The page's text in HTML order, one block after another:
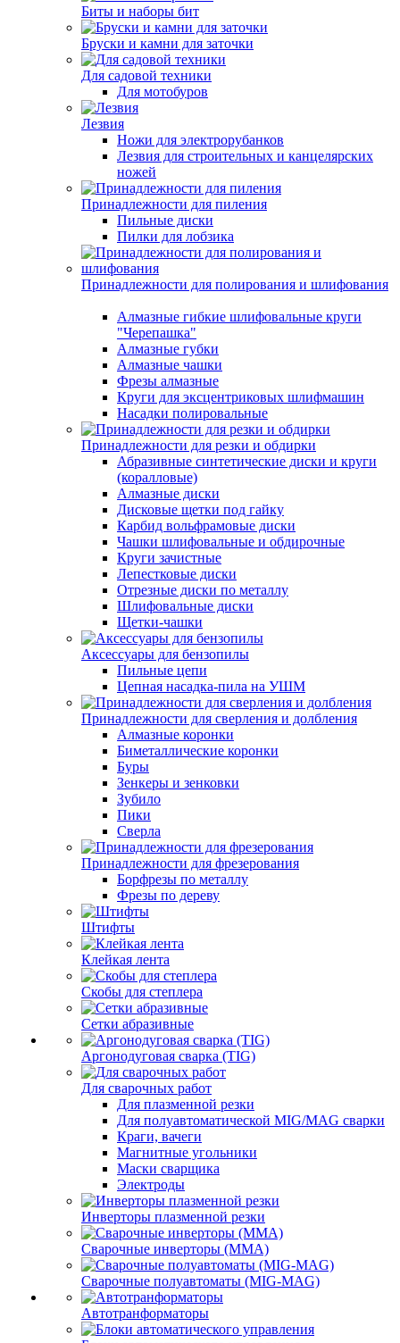
Биты и наборы бит
Бруски и камни для заточки
Для садовой техники
Для мотобуров
Лезвия
Ножи для электрорубанков
Лезвия для строительных и канцелярских
ножей
Принадлежности для пиления
Пильные диски
Пилки для лобзика
Принадлежности для полирования и шлифования
Алмазные гибкие шлифовальные круги
"Черепашка"
Алмазные губки
Алмазные чашки
Фрезы алмазные
Круги для эксцентриковых шлифмашин
Насадки полировальные
Принадлежности для резки и обдирки
Абразивные синтетические диски и круги
(коралловые)
Алмазные диски
Дисковые щетки под гайку
Карбид вольфрамовые диски
Чашки шлифовальные и обдирочные
Круги зачистные
Лепестковые диски
Отрезные диски по металлу
Шлифовальные диски
Щетки-чашки
Аксессуары для бензопилы
Пильные цепи
Цепная насадка-пила на УШМ
Принадлежности для сверления и долбления
Алмазные коронки
Биметаллические коронки
Буры
Зенкеры и зенковки
Зубило
Пики
Сверла
Принадлежности для фрезерования
Борфрезы по металлу
Фрезы по дереву
Штифты
Клейкая лента
Скобы для степлера
Сетки абразивные
Аргонодуговая сварка (TIG)
Для сварочных работ
Для плазменной резки
Для полуавтоматической MIG/MAG сварки
Краги, вачеги
Магнитные угольники
Маски сварщика
Электроды
Инверторы плазменной резки
Сварочные инверторы (MMA)
Сварочные полуавтоматы (MIG-MAG)
Автотранформаторы